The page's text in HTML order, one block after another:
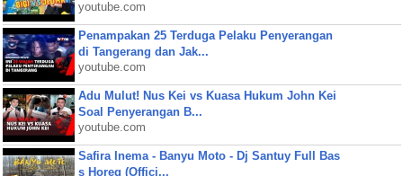
youtube.com
Penampakan 25 Terduga Pelaku Penyerangan
di Tangerang dan Jak...
youtube.com
Adu Mulut! Nus Kei vs Kuasa Hukum John Kei
Soal Penyerangan B...
youtube.com
Safira Inema - Banyu Moto - Dj Santuy Full Bas
s Horeg (Offici...